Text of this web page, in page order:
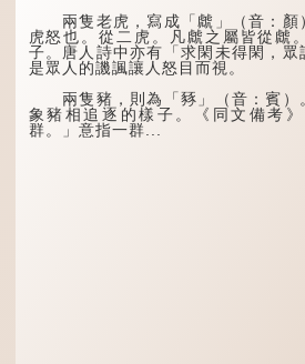
會須一飲三百杯。」意思是
說：上天給了我才能，必然
有用到的地方；即使千金散
去，也終會重新得到。
李白作此詩時，大約是
天寶十一年。當時他已被唐
玄宗賜金放還約八年，這期
龍
不
龜，
座
兩隻老虎，寫成「虤」（音：顏
虎怒也。從二虎。凡虤之屬皆從虤
子。唐人詩中亦有「求閑未得閑，眾
是眾人的譏諷讓人怒目而視。
兩隻豬，則為「豩」（音：賓）
象豬相追逐的樣子。《同文備考
群。」意指一群...